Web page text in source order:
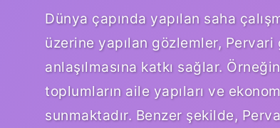
Dünya çapında yapılan saha
üzerine yapılan gözlemler,
anlaşılmasına katkı sağlar.
toplumların aile yapıları ve
sunmaktadır. Benzer şekilde,